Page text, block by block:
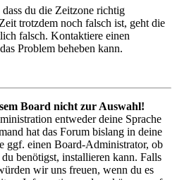
du die Zeitzone richtig
trotzdem noch falsch ist, geht die
falsch. Kontaktiere einen
Problem beheben kann.
Board nicht zur Auswahl!
entweder deine Sprache
hat das Forum bislang in deine
ggf. einen Board-Administrator, ob
du benötigst, installieren kann. Falls
wir uns freuen, wenn du es